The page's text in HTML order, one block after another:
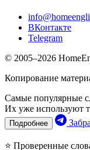
ВКонтакте
Telegram
© 2005–2026
Копирование
Самые популярные
Их уже используют
Подробнее
⭐ Проверенные